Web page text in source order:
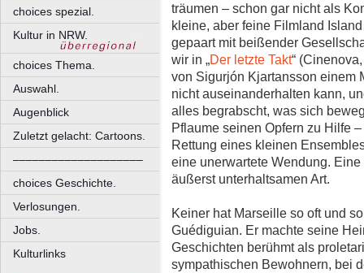
choices spezial.
Kultur in NRW.
choices Thema.
Auswahl.
Augenblick
Zuletzt gelacht: Cartoons.
––––––––––––––––––––
choices Geschichte.
Verlosungen.
Jobs.
Kulturlinks
träumen – schon gar nicht als
kleine, aber feine Filmland
gepaart mit beißender
wir in „Der letzte Takt“
von Sigurjón Kjartansson einem
nicht auseinanderhalten kann,
alles begrabscht, was sich
Pflaume seinen Opfern zu Hilfe
Rettung eines kleinen
eine unerwartete Wendung.
äußerst unterhaltsamen Art.
Keiner hat Marseille so oft und
Guédiguian. Er machte seine
Geschichten berühmt als
sympathischen Bewohnern, bei